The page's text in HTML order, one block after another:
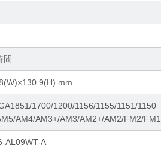
間
mm
1700/1200/1156/1155/1151/1150
AM4/AM3+/AM3/AM2+/AM2/FM2/FM1
AL09WT-A